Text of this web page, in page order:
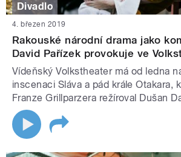
Divadlo
4. březen 2019
Rakouské národní drama jako
David Pařízek provokuje ve
Vídeňský Volkstheater má od ledna
inscenaci Sláva a pád krále Otakara,
Franze Grillparzera režíroval Dušan